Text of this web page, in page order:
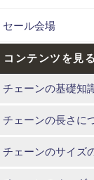
セール会場
コンテンツを見る
チェーンの基礎知
チェーンの長さに
チェーンのサイズ